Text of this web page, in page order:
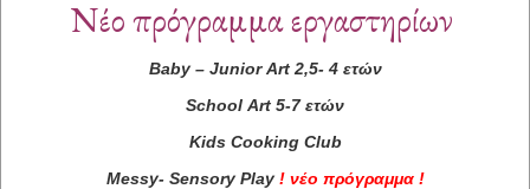
Νέο πρόγραμμα εργαστηρίων
Baby– Junior Art2,5- 4 ετών
School Art 5-7 ετών
Kids Cooking Club
Messy- Sensory Play ! νέο πρόγραμμα !